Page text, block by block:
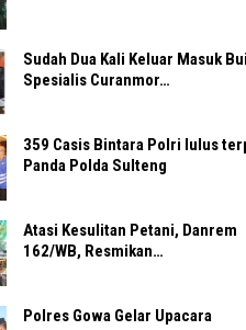
Sudah Dua Kali Keluar Masuk
Spesialis Curanmor…
359 Casis Bintara Polri lulus
Panda Polda Sulteng
Atasi Kesulitan Petani, Danrem
162/WB, Resmikan…
Polres Gowa Gelar Upacara